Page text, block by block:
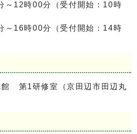
～12時00分（受付開始：10時
～16時00分（受付開始：14時
館 第1研修室（京田辺市田辺丸